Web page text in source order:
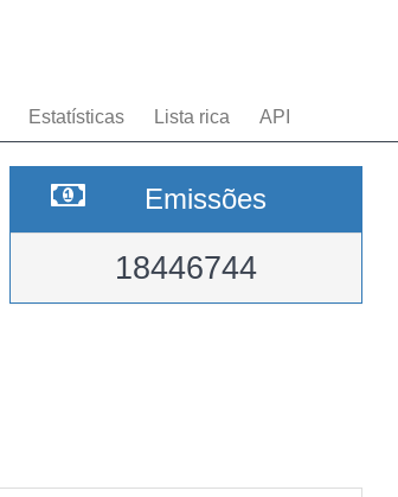
Estatísticas Lista rica API
Emissões
18446744